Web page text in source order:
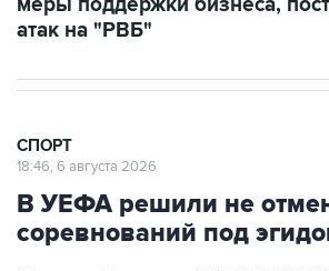
меры поддержки бизнеса,
атак на "РВБ"
СПОРТ
18:46, 6 августа 2026
В УЕФА решили не
соревнований под